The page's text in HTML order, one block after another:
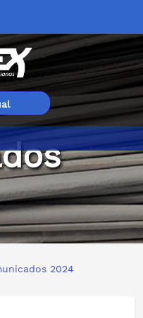
2024